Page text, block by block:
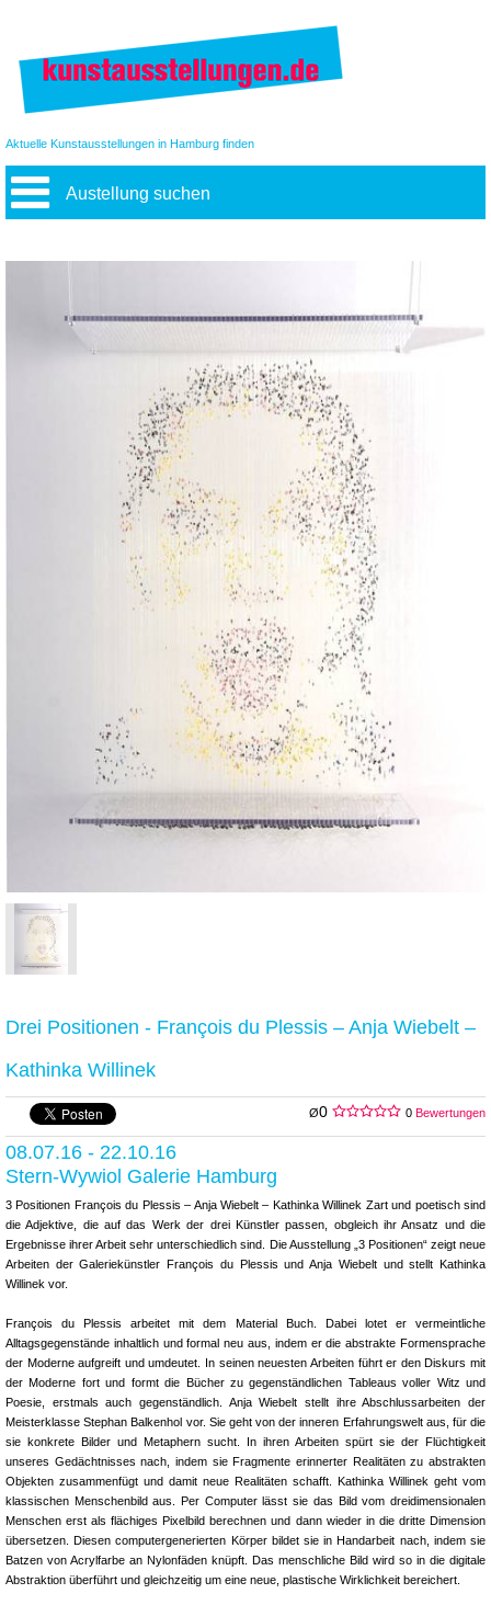
Aktuelle Kunstausstellungen in Hamburg finden
Austellung suchen
Drei Positionen - François du Plessis – Anja Wiebelt –
Kathinka Willinek
Ø0 0 Bewertungen
08.07.16 - 22.10.16
Stern-Wywiol Galerie Hamburg
3 Positionen François du Plessis – Anja Wiebelt – Kathinka Willinek Zart und poetisch sind
die Adjektive, die auf das Werk der drei Künstler passen, obgleich ihr Ansatz und die
Ergebnisse ihrer Arbeit sehr unterschiedlich sind. Die Ausstellung „3 Positionen“ zeigt neue
Arbeiten der Galeriekünstler François du Plessis und Anja Wiebelt und stellt Kathinka
Willinek vor.
François du Plessis arbeitet mit dem Material Buch. Dabei lotet er vermeintliche
Alltagsgegenstände inhaltlich und formal neu aus, indem er die abstrakte Formensprache
der Moderne aufgreift und umdeutet. In seinen neuesten Arbeiten führt er den Diskurs mit
der Moderne fort und formt die Bücher zu gegenständlichen Tableaus voller Witz und
Poesie, erstmals auch gegenständlich. Anja Wiebelt stellt ihre Abschlussarbeiten der
Meisterklasse Stephan Balkenhol vor. Sie geht von der inneren Erfahrungswelt aus, für die
sie konkrete Bilder und Metaphern sucht. In ihren Arbeiten spürt sie der Flüchtigkeit
unseres Gedächtnisses nach, indem sie Fragmente erinnerter Realitäten zu abstrakten
Objekten zusammenfügt und damit neue Realitäten schafft. Kathinka Willinek geht vom
klassischen Menschenbild aus. Per Computer lässt sie das Bild vom dreidimensionalen
Menschen erst als flächiges Pixelbild berechnen und dann wieder in die dritte Dimension
übersetzen. Diesen computergenerierten Körper bildet sie in Handarbeit nach, indem sie
Batzen von Acrylfarbe an Nylonfäden knüpft. Das menschliche Bild wird so in die digitale
Abstraktion überführt und gleichzeitig um eine neue, plastische Wirklichkeit bereichert.